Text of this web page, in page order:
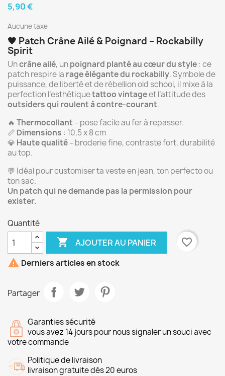
5,90 €
Aucune taxe
🖤 Patch Crâne Ailé & Poignard – Rockabilly
Spirit
Uncrâne ailé, unpoignard planté au cœur du style: ce
patch respire la rage élégante du rockabilly. Symbole de
puissance, de liberté et de rébellion old school, il mixe à la
perfection l’esthétiquetattoo vintageet l’attitude des
outsiders qui roulent à contre-courant.
🔥 Thermocollant – pose facile au fer à repasser.
📏 Dimensions : 10,5 x 8 cm
💎 Haute qualité– broderie fine, contraste fort, durabilité
au top.
💬 Idéal pour customiser ta veste en jean, ton perfecto ou
ton sac.
Un patch qui ne demande pas la permission pour
exister.
Quantité
 AJOUTER AU PANIER
favorite_border
 Derniers articles en stock
Partager
Garanties sécurité
vous avez 14 jours pour nous signaler un souci avec
votre commande
Politique de livraison
livraison gratuite dés 20 euros